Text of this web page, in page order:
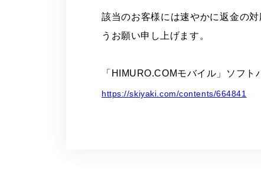
該当のお客様には速やかに返金の
うお願い申し上げます。
「 HIMURO.COMモバイル」ソフト
https://skiyaki.com/contents/664841